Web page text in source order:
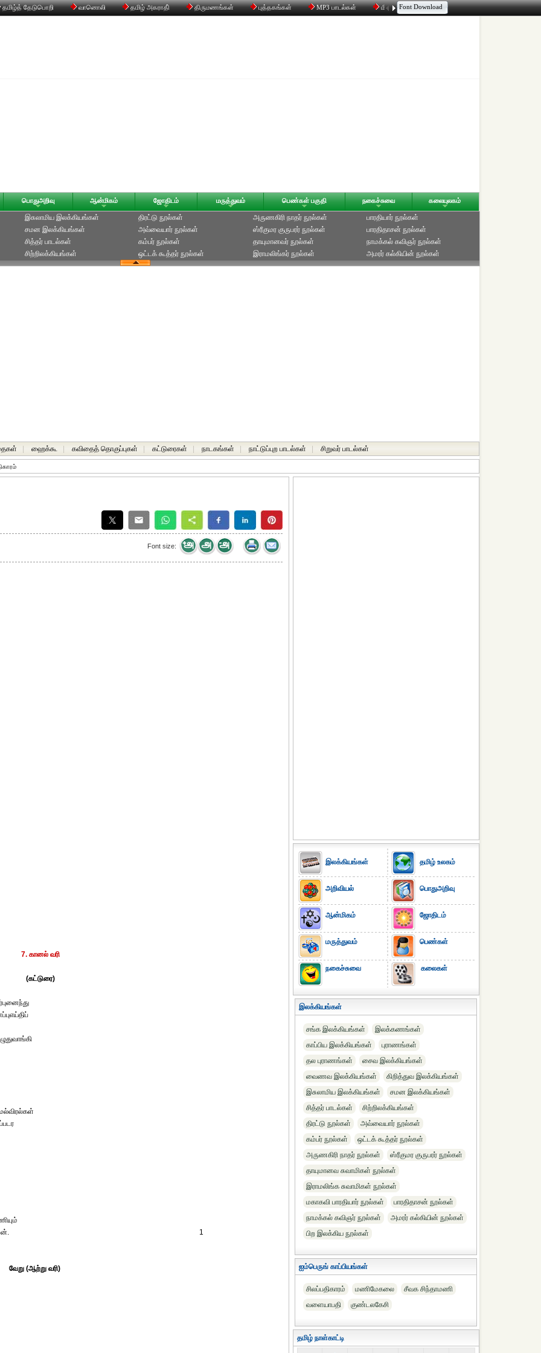
தமிழ்த் தேடுபொறி வானொலி தமிழ் அகராதி் திருமணங்கள் புத்தகங்கள் MP3 பாடல்கள் மின்னஞ்சல் திரட்டி உரையாடல்
Font Download
பொதுஅறிவு ஆன்மிகம் ஜோதிடம் மருத்துவம் பெண்கள் பகுதி நகைச்சுவை கலையுலகம்
இசுலாமிய இலக்கியங்கள்
சமன இலக்கியங்கள்
சித்தர் பாடல்கள்
சிற்றிலக்கியங்கள்
திரட்டு நூல்கள்
அவ்வையார் நூல்கள்
கம்பர் நூல்கள்
ஒட்டக் கூத்தர் நூல்கள்
அருணகிரி நாதர் நூல்கள்
ஸ்ரீகுமர குருபரர் நூல்கள்
தாயுமானவர் நூல்கள்
இராமலிங்கர் நூல்கள்
பாரதியார் நூல்கள்
பாரதிதாசன் நூல்கள்
நாமக்கல் கவிஞர் நூல்கள்
அமரர் கல்கியின் நூல்கள்
ஹைக்கூ கவிதைத் தொகுப்புகள் கட்டுரைகள் நாடகங்கள் நாட்டுப்புற பாடல்கள் சிறுவர் பாடல்கள்
Font size:
7. கானல் வரி
(கட்டுரை)
1
வேறு (ஆற்று வரி)
இலக்கியங்கள்
அறிவியல்
ஆன்மிகம்
மருத்துவம்
நகைச்சுவை
தமிழ் உலகம்
பொதுஅறிவு
ஜோதிடம்
பெண்கள்
கலைகள்
இலக்கியங்கள்
சங்க இலக்கியங்கள்
இலக்கணங்கள்
காப்பிய இலக்கியங்கள்
புராணங்கள்
தல புராணங்கள்
சைவ இலக்கியங்கள்
வைணவ இலக்கியங்கள்
கிறித்துவ இலக்கியங்கள்
இசுலாமிய இலக்கியங்கள்
சமன இலக்கியங்கள்
சித்தர் பாடல்கள்
சிற்றிலக்கியங்கள்
திரட்டு நூல்கள்
அவ்வையார் நூல்கள்
கம்பர் நூல்கள்
ஒட்டக் கூத்தர் நூல்கள்
அருணகிரி நாதர் நூல்கள்
ஸ்ரீகுமர குருபரர் நூல்கள்
தாயுமானவ சுவாமிகள் நூல்கள்
இராமலிங்க சுவாமிகள் நூல்கள்
மகாகவி பாரதியார் நூல்கள்
பாரதிதாசன் நூல்கள்
நாமக்கல் கவிஞர் நூல்கள்
அமரர் கல்கியின் நூல்கள்
பிற இலக்கிய நூல்கள்
ஐம்பெருங் காப்பியங்கள்
சிலப்பதிகாரம் மணிமேகலை
சீவக சிந்தாமணி
வளையாபதி
குண்டலகேசி
தமிழ் நாள்காட்டி